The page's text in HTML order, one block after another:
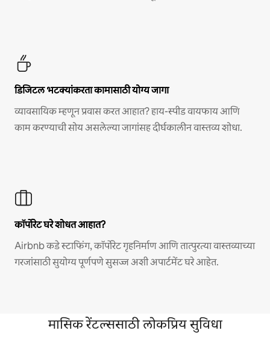
डिजिटल भटक्यांकरता कामासाठी योग्य जागा
व्यावसायिक म्हणून प्रवास करत आहात? हाय-स्पीड वायफाय आणि
काम करण्याची सोय असलेल्या जागांसह दीर्घकालीन वास्तव्य शोधा.
कॉर्पोरेट घरे शोधत आहात?
Airbnb कडे स्टाफिंग, कॉर्पोरेट गृहनिर्माण आणि तात्पुरत्या वास्तव्याच्या
गरजांसाठी सुयोग्य पूर्णपणे सुसज्ज अशी अपार्टमेंट घरे आहेत.
मासिक रेंटल्ससाठी लोकप्रिय सुविधा